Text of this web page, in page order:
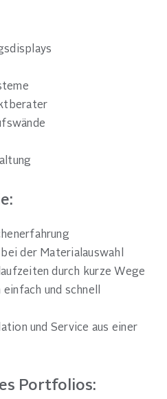
der Materialauswahl
durch kurze Wege
und schnell
und Service aus einer
Portfolios: